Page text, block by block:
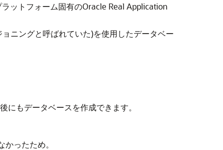
ットフォーム固有のOracle Real Application
ニングと呼ばれていた)を使用したデータベー
もデータベースを作成できます。
ったため。